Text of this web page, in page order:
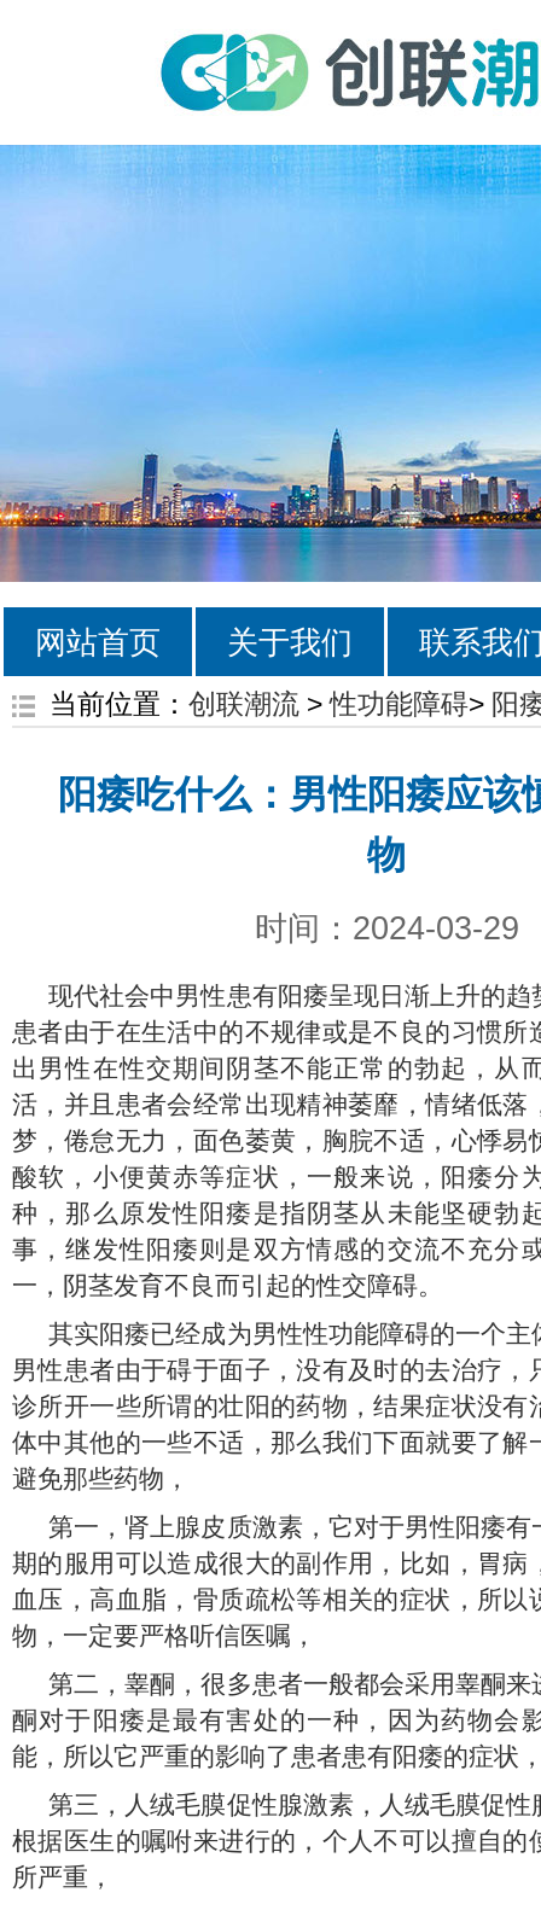
网站首页 关于我们 联系我
当前位置： 创联潮流>性功能障碍> 阳
阳痿吃什么：男性阳痿应该
物
时间：2024-03-29
现代社会中男性患有阳痿呈现日渐上升的
患者由于在生活中的不规律或是不良的习惯所
出男性在性交期间阴茎不能正常的勃起，从
活，并且患者会经常出现精神萎靡，情绪低落
梦，倦怠无力，面色萎黄，胸脘不适，心悸易
酸软，小便黄赤等症状，一般来说，阳痿分
种，那么原发性阳痿是指阴茎从未能坚硬勃
事，继发性阳痿则是双方情感的交流不充分
一，阴茎发育不良而引起的性交障碍。
其实阳痿已经成为男性性功能障碍的一个
男性患者由于碍于面子，没有及时的去治疗，
诊所开一些所谓的壮阳的药物，结果症状没有
体中其他的一些不适，那么我们下面就要了解
避免那些药物，
第一，肾上腺皮质激素，它对于男性阳痿
期的服用可以造成很大的副作用，比如，胃病
血压，高血脂，骨质疏松等相关的症状，所以
物，一定要严格听信医嘱，
第二，睾酮，很多患者一般都会采用睾酮
酮对于阳痿是最有害处的一种，因为药物会
能，所以它严重的影响了患者患有阳痿的症状
第三，人绒毛膜促性腺激素，人绒毛膜促
根据医生的嘱咐来进行的，个人不可以擅自的
所严重，